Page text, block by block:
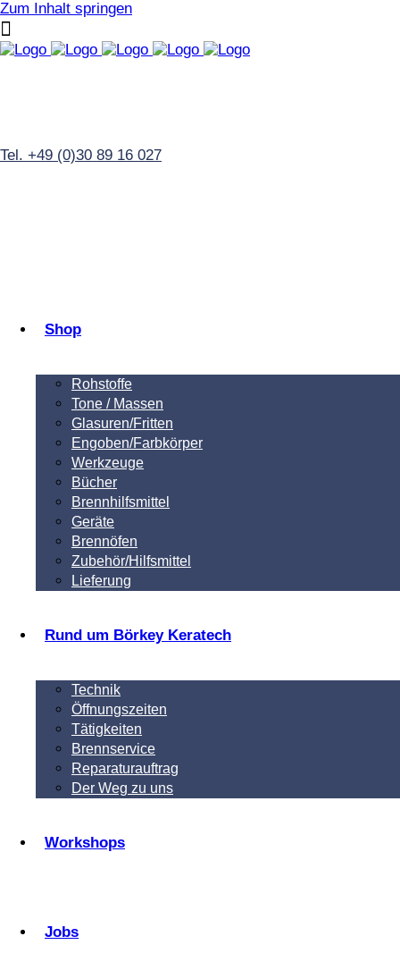
Zum Inhalt springen
Tel. +49 (0)30 89 16 027
Shop
Rohstoffe
Tone / Massen
Glasuren/Fritten
Engoben/Farbkörper
Werkzeuge
Bücher
Brennhilfsmittel
Geräte
Brennöfen
Zubehör/Hilfsmittel
Lieferung
Rund um Börkey Keratech
Technik
Öffnungszeiten
Tätigkeiten
Brennservice
Reparaturauftrag
Der Weg zu uns
Workshops
Jobs